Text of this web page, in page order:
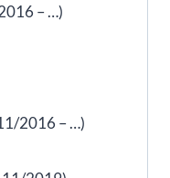
– …)
2016 – …)